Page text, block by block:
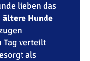
lieben das
ältere Hunde
Tag verteilt
als